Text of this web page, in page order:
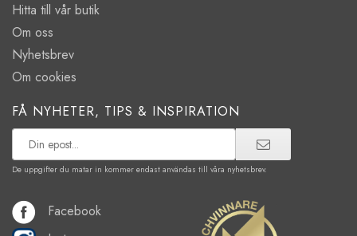
Hitta till vår butik
Om oss
Nyhetsbrev
Om cookies
FÅ NYHETER, TIPS & INSPIRATION
De uppgifter du matar in kommer endast användas till våra nyhetsbrev.
Facebook